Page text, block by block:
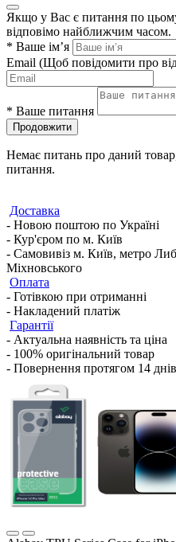
Якщо у Вас є питання по
відповімо найближчим часом.
* Ваше ім’я
Email (Щоб повідомити про
* Ваше питання
Продовжити
Немає питань про даний
питання.
Доставка
- Новою поштою по Україні
- Кур'єром по м. Київ
- Самовивіз м. Київ, метро
Міхновського
Оплата
- Готівкою при отриманні
- Накладений платіж
Гарантії
- Актуальна наявність та ціна
- 100% оригінальний товар
- Повернення протягом 14